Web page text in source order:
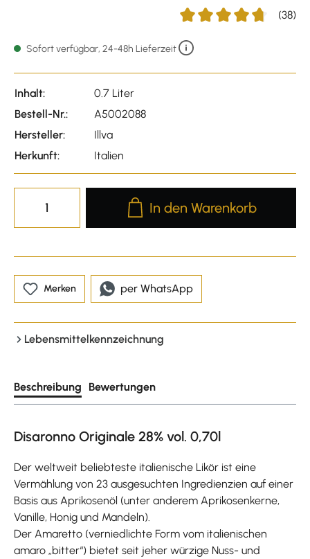
(38)
Sofort verfügbar, 24-48h Lieferzeit
Inhalt:
0.7 Liter
Bestell-Nr.:
A5002088
Hersteller:
Illva
Herkunft:
Italien
Produkt Anzahl: Gib den
In den Warenkorb
Merken per WhatsApp
Lebensmittelkennzeichnung
Beschreibung Bewertungen
Disaronno Originale 28% vol. 0,70l
Der weltweit beliebteste italienische Likör ist eine
Vermählung von 23 ausgesuchten Ingredienzien auf einer
Basis aus Aprikosenöl (unter anderem Aprikosenkerne,
Vanille, Honig und Mandeln).
Der Amaretto (verniedlichte Form vom italienischen
amaro „bitter“) bietet seit jeher würzige Nuss- und